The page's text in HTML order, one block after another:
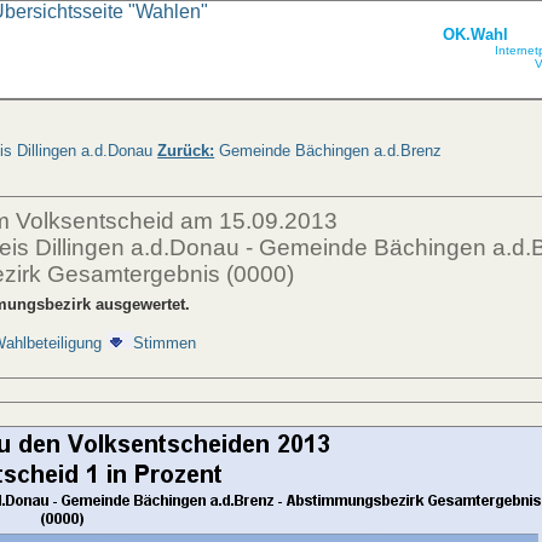
OK.Wahl
"Wahlen"
Dillingen a.d.Donau Zurück: Gemeinde Bächingen a.d.Brenz
Volksentscheid am 15.09.2013
Dillingen a.d.Donau - Gemeinde Bächingen
Gesamtergebnis (0000)
ausgewertet.
Stimmen